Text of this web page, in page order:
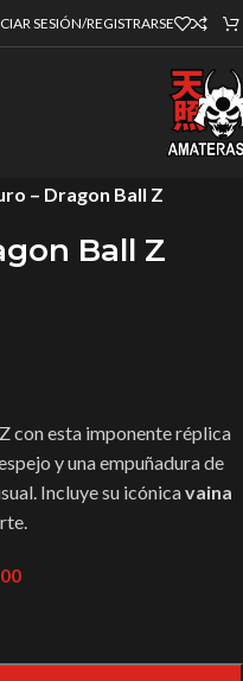
SESIÓN/REGISTRARSE
– Dragon Ball Z
Ball Z
con esta imponente réplica
y una empuñadura de
Incluye su icónicavaina